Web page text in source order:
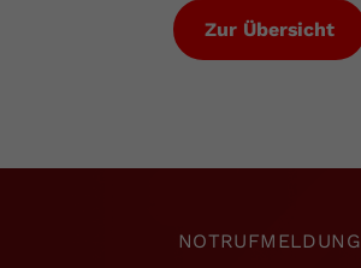
Zur Übersicht
NOTRUFMELDUNG